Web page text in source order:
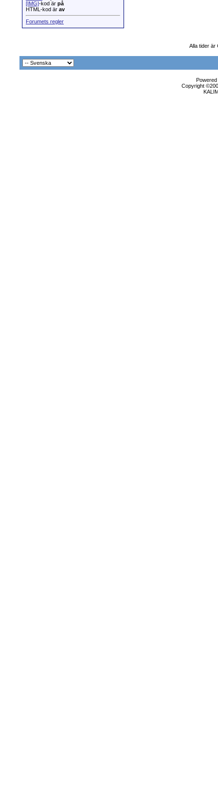
[IMG]-kod är på
HTML-kod är av
Forumets regler
Alla tider är
Copyright